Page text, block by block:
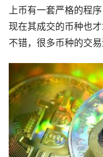
上币有一套严格的程
现在其成交的币种也
不错，很多币种的交易